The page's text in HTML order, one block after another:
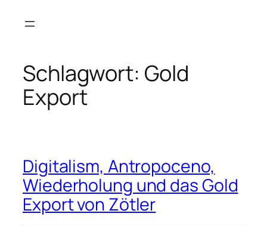
Inhalt
Schlagwort: Gold
Export
Digitalism, Antropoceno,
Wiederholung und das Gold
Export von Zötler